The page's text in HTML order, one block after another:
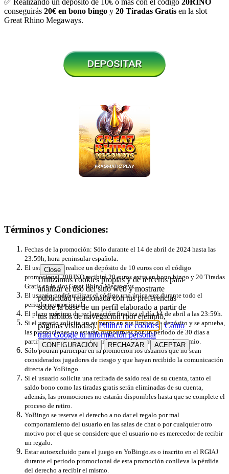
conseguirás 20€ en bono bingo y 20 Tiradas Gratis en la slot
Great Rhino Megaways.
Términos y Condiciones:
Fechas de la promoción: Sólo durante el 14 de abril de 2024 hasta las
23:59h, hora peninsular española.
El usuario que realice un depósito de 10 euros con el código
promocional 20RINO recibirá 20 euros extra en bono bingo y 20 Tiradas
Gratis en la slot Great Rhino Megaways.
El usuario podrá utilizar el código una única vez durante todo el
periodo promocional.
El plazo máximo de reclamación finaliza el día 14 de abril a las 23:59h.
Si el usuario solicita un aumento en sus límites de depósito y se aprueba,
las promociones no estarán disponibles por un periodo de 30 días a
partir de la fecha de aprobación, ni podrá recibir ningún premio.
Sólo podrán participar en la promoción los usuarios que no sean
considerados jugadores de riesgo y que hayan recibido la comunicación
directa de YoBingo.
Si el usuario solicita una retirada de saldo real de su cuenta, tanto el
saldo bono como las tiradas gratis serán eliminadas de su cuenta,
además, las promociones no estarán disponibles hasta que se complete el
proceso de retiro.
YoBingo se reserva el derecho a no dar el regalo por mal
comportamiento del usuario en las salas de chat o por cualquier otro
motivo por el que se considere que el usuario no es merecedor de recibir
un regalo.
Estar autoexcluido para el juego en YoBingo.es o inscrito en el RGIAJ
durante el periodo promocional de esta promoción conlleva la pérdida
del derecho a recibir el mismo.
Close
Utilizamos cookies propias y de terceros para
analizar el uso del sitio web y mostrarte
publicidad relacionada con tus preferencias
sobre la base de un perfil elaborado a partir de
tus hábitos de navegación (por ejemplo,
páginas visitadas).Política de cookies|Cómo
trata Google tu información personal
CONFIGURACIÓN RECHAZAR ACEPTAR